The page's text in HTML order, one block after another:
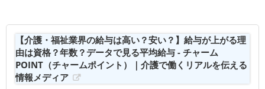
【介護・福祉業界の給与は高い？安い？】給与が上がる理
由は資格？年数？データで見る平均給与 - チャーム
POINT（チャームポイント）｜介護で働くリアルを伝える
情報メディア